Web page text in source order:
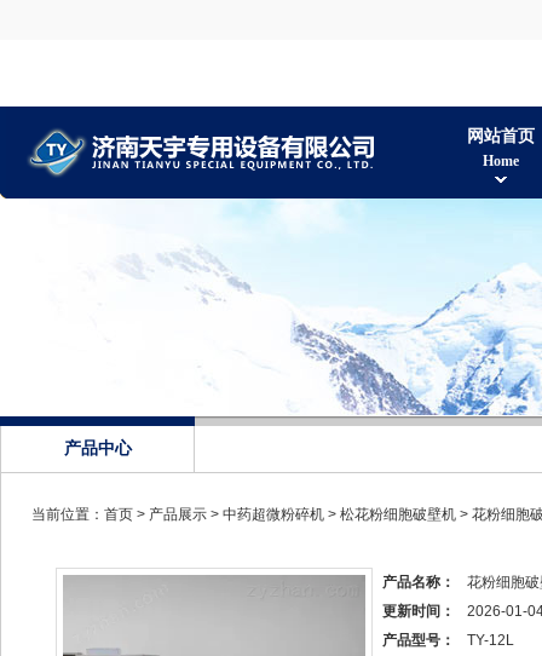
网站首页
Home
产品中心
当前位置： 首页 > 产品展示 > 中药超微粉碎机 > 松花粉细胞破壁机 > 花粉细胞
产品名称：
花粉细胞
更新时间：
2026-01-
产品型号：
TY-12L